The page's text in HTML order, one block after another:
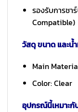
รองรับการชา
Compatible)
วัสดุ ขนาด และน้
Main
Color: Clear
อุปกรณ์นี้เหมาะกั